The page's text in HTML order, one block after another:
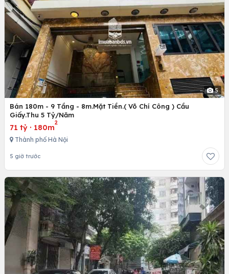
5
Bán 180m - 9 Tầng - 8m.Mặt Tiền.( Võ Chí Công ) Cầu
Giấy.Thu 5 Tỷ/Năm
71 tỷ · 180m
2
Thành phố Hà Nội
5 giờ trước